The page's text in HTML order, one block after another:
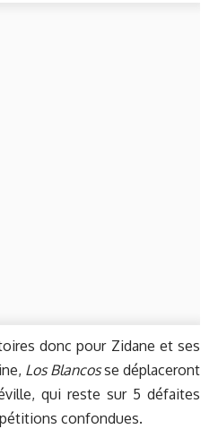
donc pour Zidane et ses
Los Blancosse déplaceront
qui reste sur 5 défaites
confondues.